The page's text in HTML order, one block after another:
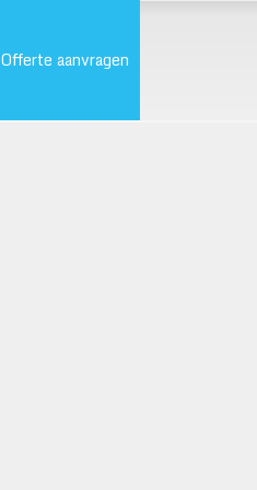
Offerte aanvragen